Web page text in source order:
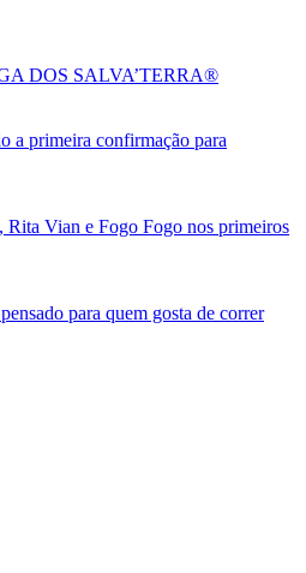
DOS SALVA’TERRA®
a primeira confirmação para
Rita Vian e Fogo Fogo nos primeiros
para quem gosta de correr